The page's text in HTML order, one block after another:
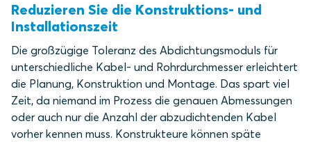
Reduzieren Sie die Konstruktions- und
Installationszeit
Die großzügige Toleranz des Abdichtungsmoduls für
unterschiedliche Kabel- und Rohrdurchmesser erleichtert
die Planung, Konstruktion und Montage. Das spart viel
Zeit, da niemand im Prozess die genauen Abmessungen
oder auch nur die Anzahl der abzudichtenden Kabel
vorher kennen muss. Konstrukteure können späte